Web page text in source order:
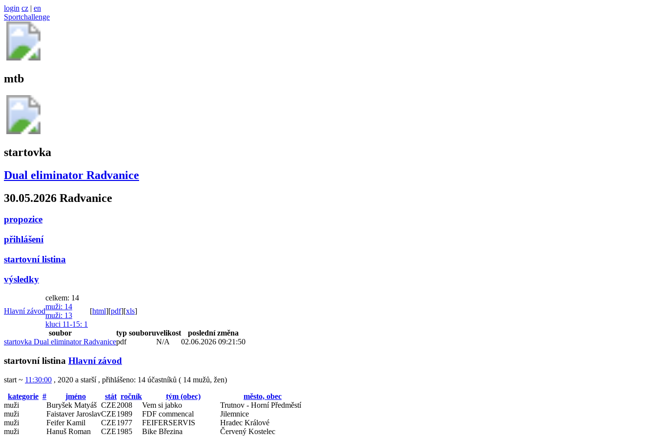
login cz | en
Sportchallenge
mtb
startovka
Dual eliminator Radvanice
30.05.2026 Radvanice
propozice
přihlášení
startovní listina
výsledky
Hlavní závod
celkem: 14
muži: 14
muži: 13
kluci 11-15: 1
[html][pdf][xls]
soubor typ souboruvelikost
poslední změna
startovka Dual eliminator Radvanicepdf N/A 02.06.2026 09:21:50
startovní listina Hlavní závod
start ~ 11:30:00 , 2020 a starší, přihlášeno: 14 účastníků ( 14 mužů, žen)
kategorie # jméno stát ročník tým (obec)
město, obec
muži
Buryšek Matyáš CZE2008 Vem si jabko
Trutnov - Horní Předměstí
muži
Faistaver JaroslavCZE1989 FDF commencal
Jilemnice
muži
Feifer Kamil CZE1977 FEIFERSERVIS
Hradec Králové
muži
Hanuš Roman CZE1985 Bike Březina
Červený Kostelec